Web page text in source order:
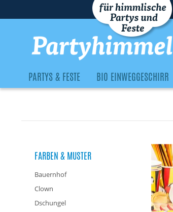
PARTYS & FESTE BIO EINWEGGESCHIRR
FARBEN & MUSTER
Bauernhof
Clown
Dschungel